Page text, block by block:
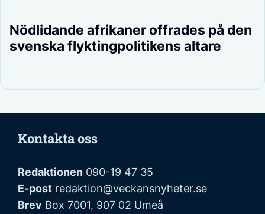
Nödlidande afrikaner offrades på den
svenska flyktingpolitikens altare
Kontakta oss
Redaktionen 090-19 47 35
E-post redaktion@veckansnyheter.se
Brev Box 7001, 907 02 Umeå